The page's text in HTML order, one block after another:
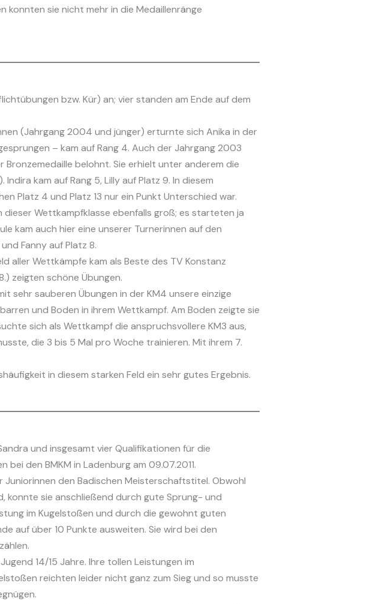
konnten sie nicht mehr in die Medaillenränge
bzw. Kür) an; vier standen am Ende auf dem
(Jahrgang 2004 und jünger) erturnte sich Anika in der
– kam auf Rang 4. Auch der Jahrgang 2003
Bronzemedaille belohnt. Sie erhielt unter anderem die
kam auf Rang 5, Lilly auf Platz 9. In diesem
Platz 4 und Platz 13 nur ein Punkt Unterschied war.
Wettkampfklasse ebenfalls groß; es starteten ja
kam auch hier eine unserer Turnerinnen auf den
Fanny auf Platz 8.
aller Wettkämpfe kam als Beste des TV Konstanz
zeigten schöne Übungen.
sehr sauberen Übungen in der KM4 unsere einzige
und Boden in ihrem Wettkampf. Am Boden zeigte sie
sich als Wettkampf die anspruchsvollere KM3 aus,
die 3 bis 5 Mal pro Woche trainieren. Mit ihrem 7.
in diesem starken Feld ein sehr gutes Ergebnis.
und insgesamt vier Qualifikationen für die
den BMKM in Ladenburg am 09.07.2011.
Juniorinnen den Badischen Meisterschaftstitel. Obwohl
konnte sie anschließend durch gute Sprung- und
im Kugelstoßen und durch die gewohnt guten
auf über 10 Punkte ausweiten. Sie wird bei den
14/15 Jahre. Ihre tollen Leistungen im
reichten leider nicht ganz zum Sieg und so musste